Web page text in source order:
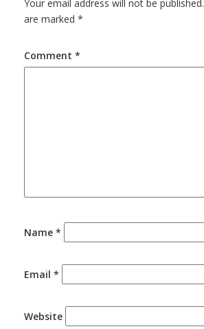
Your email address will not be published.
are marked *
Comment *
Name *
Email *
Website